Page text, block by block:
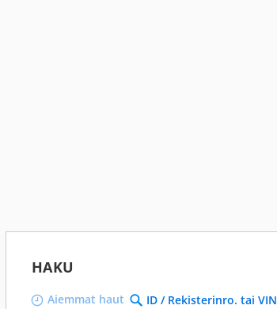
HAKU
Aiemmat haut ID / Rekisterinro. tai VIN